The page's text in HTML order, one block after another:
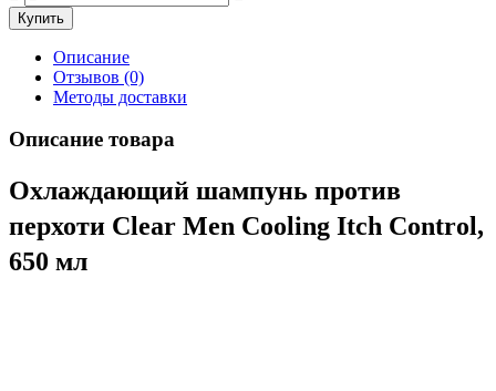
Описание
Отзывов (0)
Методы доставки
Описание товара
Охлаждающий шампунь против
перхоти Clear Men Cooling Itch Control,
650 мл